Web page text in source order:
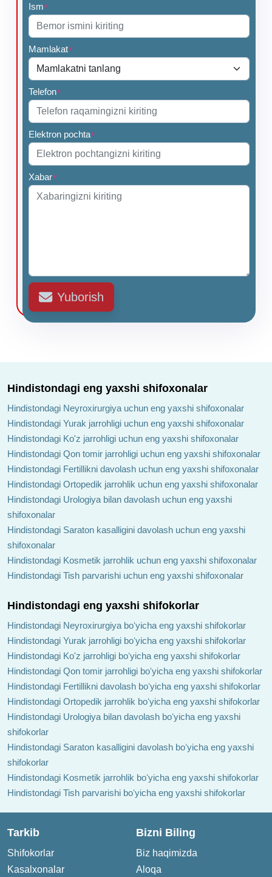
Ism*
Mamlakat*
Telefon*
Elektron pochta*
Xabar*
Yuborish
Hindistondagi eng yaxshi shifoxonalar
Hindistondagi Neyroxirurgiya uchun eng yaxshi shifoxonalar
Hindistondagi Yurak jarrohligi uchun eng yaxshi shifoxonalar
Hindistondagi Ko'z jarrohligi uchun eng yaxshi shifoxonalar
Hindistondagi Qon tomir jarrohligi uchun eng yaxshi shifoxonalar
Hindistondagi Fertillikni davolash uchun eng yaxshi shifoxonalar
Hindistondagi Ortopedik jarrohlik uchun eng yaxshi shifoxonalar
Hindistondagi Urologiya bilan davolash uchun eng yaxshi
shifoxonalar
Hindistondagi Saraton kasalligini davolash uchun eng yaxshi
shifoxonalar
Hindistondagi Kosmetik jarrohlik uchun eng yaxshi shifoxonalar
Hindistondagi Tish parvarishi uchun eng yaxshi shifoxonalar
Hindistondagi eng yaxshi shifokorlar
Hindistondagi Neyroxirurgiya boʻyicha eng yaxshi shifokorlar
Hindistondagi Yurak jarrohligi boʻyicha eng yaxshi shifokorlar
Hindistondagi Ko'z jarrohligi boʻyicha eng yaxshi shifokorlar
Hindistondagi Qon tomir jarrohligi boʻyicha eng yaxshi shifokorlar
Hindistondagi Fertillikni davolash boʻyicha eng yaxshi shifokorlar
Hindistondagi Ortopedik jarrohlik boʻyicha eng yaxshi shifokorlar
Hindistondagi Urologiya bilan davolash boʻyicha eng yaxshi
shifokorlar
Hindistondagi Saraton kasalligini davolash boʻyicha eng yaxshi
shifokorlar
Hindistondagi Kosmetik jarrohlik boʻyicha eng yaxshi shifokorlar
Hindistondagi Tish parvarishi boʻyicha eng yaxshi shifokorlar
Tarkib
Shifokorlar
Kasalxonalar
Bizni Biling
Biz haqimizda
Aloqa